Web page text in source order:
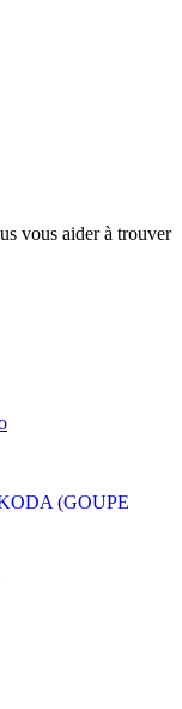
vous aider à trouver
(GOUPE